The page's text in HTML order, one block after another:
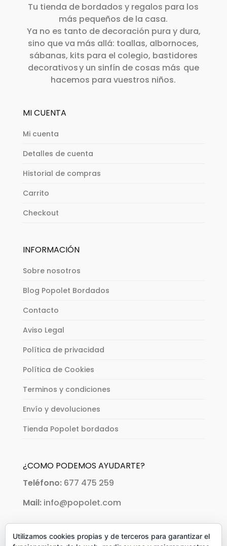
Tu tienda de bordados y regalos para los
más pequeños de la casa.
Ya no es tanto de decoración pura y dura,
sino que va más allá: toallas, albornoces,
sábanas, kits para el colegio, bastidores
decorativos y un sinfín de cosas más que
hacemos para vuestros niños.
MI CUENTA
Mi cuenta
Detalles de cuenta
Historial de compras
Carrito
Checkout
INFORMACIÓN
Sobre nosotros
Blog Popolet Bordados
Contacto
Aviso Legal
Política de privacidad
Política de Cookies
Terminos y condiciones
Envío y devoluciones
Tienda Popolet bordados
¿COMO PODEMOS AYUDARTE?
Teléfono:677 475 259
Mail:info@popolet.com
PAGOS ACEPTADOS:
Utilizamos cookies propias y de terceros para garantizar el